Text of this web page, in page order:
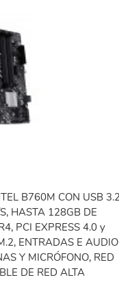
B760M CON USB
HASTA 128GB DE
PCI EXPRESS 4.0 y
ENTRADAS E AUDIO
Y MICRÓFONO, RED
DE RED ALTA